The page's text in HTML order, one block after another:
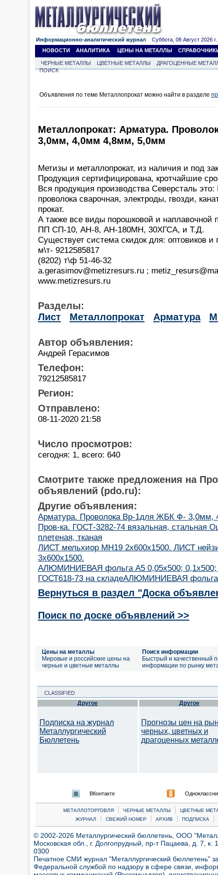
Информационно-аналитический журнал Суббота, 08 Август 2026 г.
НОВОСТИ
АНАЛИТИКА ЦЕНЫ НА МЕТАЛЛЫ
ЧЕРНЫЕ МЕТАЛЛЫ ЦВЕТНЫЕ МЕТАЛЛЫ
ДРАГОЦЕННЫЕ
ПОИСК
Объявления по теме Металлопрокат можно найти в разделе
Металлопрокат: Арматура.
3,0мм, 4,0мм 4,8мм, 5,0мм
Метизы и металлопрокат, из наличия и под
Продукция сертифицирована, кротчайшие
Вся продукция производства Северсталь
проволока сварочная, электроды, гвозди,
прокат.
А также все виды порошковой и наплавочной
ПП СП-10, АН-8, АН-180МН, 30ХГСА, и Т.Д.
Существует система скидок для: оптовиков и
м\т- 9212585817
(8202) т\ф 51-46-32
a.gerasimov@metizresurs.ru ;
www.metizresurs.ru
Разделы:
Лист
Металлопрокат Арматура
Автор объявления:
Андрей Герасимов
Телефон:
79212585817
Регион:
Отправлено:
08-11-2020 21:58
Число просмотров:
сегодня: 1, всего: 640
Смотрите также предложения на
объявлений (pdo.ru):
Другие объявления:
Арматура. Проволока Вр-1для ЖБК Ф-
Пров-ка. ГОСТ-3282-74 вязальная, стальная
плетеная, тканая
ЛИСТ мельхиор МН19 2х600х1500. ЛИСТ
3х600х1500.
АЛЮМИНИЕВАЯ фольга А5 0,05х500; 0,1х500;
ГОСТ618-73 на складеАЛЮМИНИЕВАЯ
Вернуться в раздел "Доска
Поиск по доске объявлений >>
Цены на металлы
Мировые и российские цены на
черные и цветные металлы
Поиск информации
Быстрый и качественный
информации по рынку
CLASSIFIED
Другое
Подписка на журнал
Металлургический
Бюллетень
Другое
Прогнозы цен на
черных, цветных и
драгоценных
ВКонтакте
МЕТАЛЛОТОРГОВЛЯ | ЧЕРНЫЕ МЕТАЛЛЫ |
ЦВЕТНЫЕ
ЖУРНАЛ
| СВЕЖИЙ НОМЕР | АРХИВ | ПОДПИСКА |
© 2002-2026 Металлургический бюллетень, ООО
Московская обл., г. Долгопрудный, пр-т Пацаева, д. 7,
0300
Печатное СМИ журнал "Металлургический бюллетень"
Федеральной службой по надзору в сфере связи,